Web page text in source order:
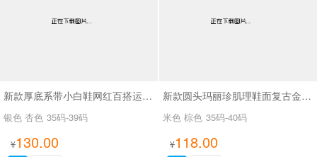
新款厚底系带小白鞋网红百搭运动鞋休闲板鞋SA25558
银色 杏色 35码-39码
¥130.00
新款圆头玛丽珍肌理鞋面复古金属扣浅口单鞋SA111
米色 棕色 35码-40码
¥118.00